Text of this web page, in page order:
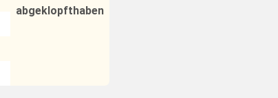
abgeklopfthaben